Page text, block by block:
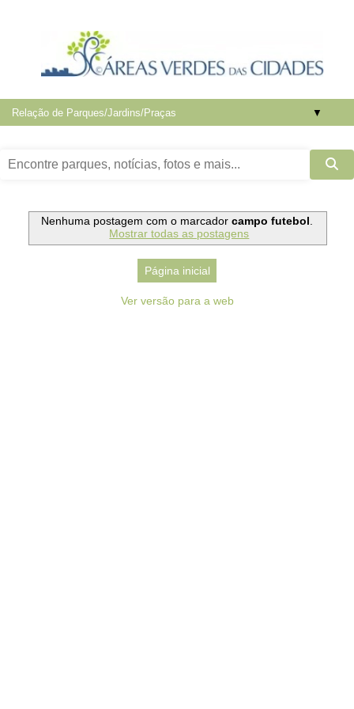
▼
Nenhuma postagem com o marcador campo futebol.
Mostrar todas as postagens
Página inicial
Ver versão para a web